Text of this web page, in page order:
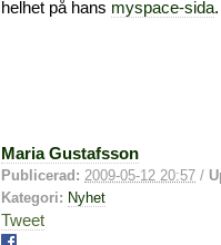
helhet på hans myspace-sida.
Maria Gustafsson
Publicerad: 2009-05-12 20:57 /
Kategori: Nyhet
Tweet